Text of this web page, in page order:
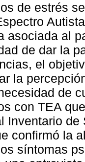
de estrés
asociada al
de dar la
el
la
de
con TEA
Inventario
confirmó la
síntomas